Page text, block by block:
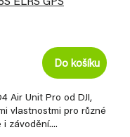
ELRS GPS
Do košíku
Air Unit Pro od DJI,
vlastnostmi pro různé
závodění....